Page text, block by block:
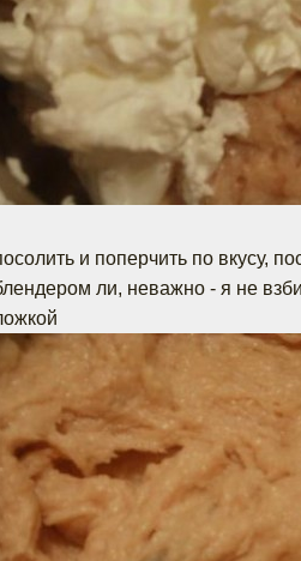
и поперчить по вкусу,
ли, неважно - я не